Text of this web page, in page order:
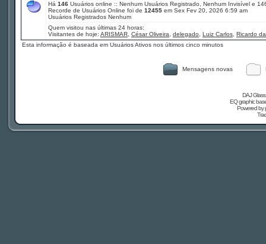
Há 146 Usuários online :: Nenhum Usuários Registrado, Nenhum Invisível e
Recorde de Usuários Online foi de 12455 em Sex Fev 20, 2026 6:59 am
Usuários Registrados Nenhum
Quem visitou nas últimas 24 horas:
Visitantes de hoje: ARISMAR César Oliveira delegado Luiz Carlos Ricardo
Esta informação é baseada em Usuários Ativos nos últimos cinco minutos
Mensagens novas
DAJ
EQ graphic
Powered by